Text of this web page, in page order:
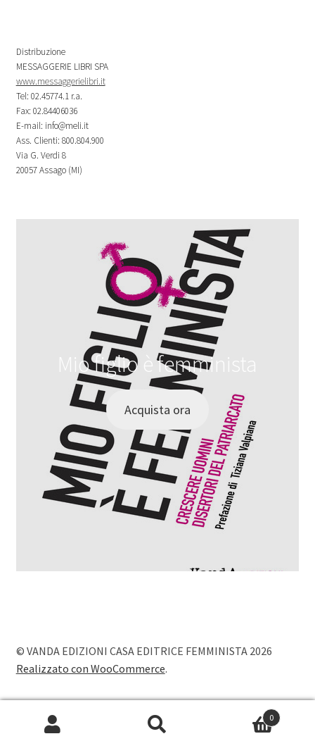
Distribuzione
MESSAGGERIE LIBRI SPA
www.messaggerielibri.it
Tel: 02.45774.1 r.a.
Fax: 02.84406036
E-mail: info@meli.it
Ass. Clienti: 800.804.900
Via G. Verdi 8
20057 Assago (MI)
Mio figlio è femminista
Acquista ora
© VANDA EDIZIONI CASA EDITRICE FEMMINISTA 2026
Realizzato con WooCommerce.
0